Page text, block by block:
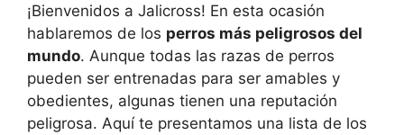
¡Bienvenidos a Jalicross! En esta ocasión
hablaremos de los perros más peligrosos del
mundo. Aunque todas las razas de perros
pueden ser entrenadas para ser amables y
obedientes, algunas tienen una reputación
peligrosa. Aquí te presentamos una lista de los